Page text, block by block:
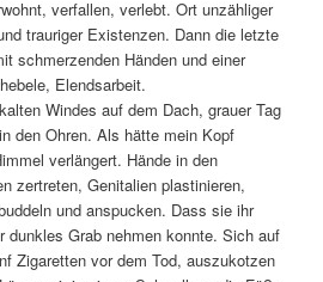
verfallen, verlebt. Ort unzähliger
trauriger Existenzen. Dann die letzte
schmerzenden Händen und einer
Elendsarbeit.
Windes auf dem Dach, grauer Tag
den Ohren. Als hätte mein Kopf
verlängert. Hände in den
zertreten, Genitalien plastinieren,
und anspucken. Dass sie ihr
dunkles Grab nehmen konnte. Sich auf
Zigaretten vor dem Tod, auszukotzen